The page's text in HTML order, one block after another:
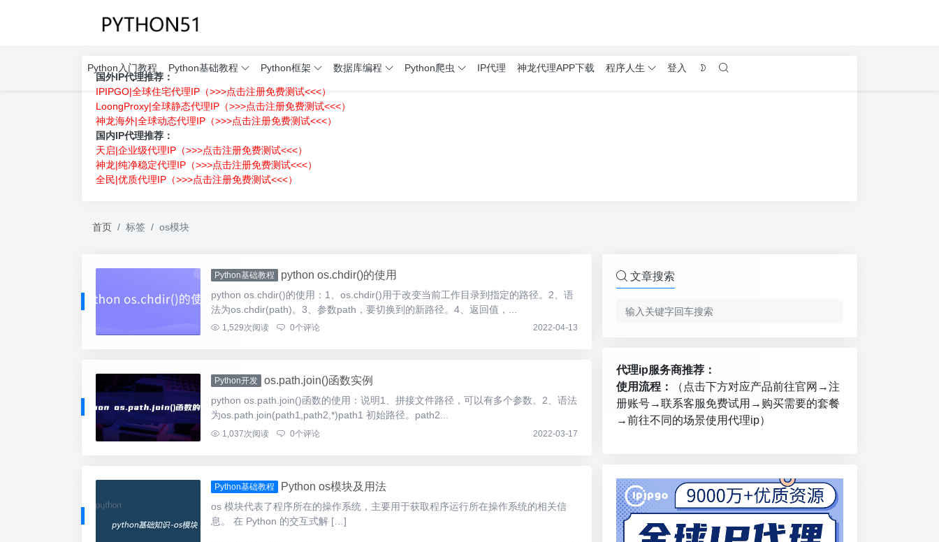
Python入门教程 Python基础教程 Python框架 数据库编程 Python爬虫 IP代理 神龙代理APP下载 程序人生
登入
国外IP代理推荐：
IPIPGO|全球住宅代理IP（>>>点击注册免费测试<<<）
LoongProxy|全球静态代理IP（>>>点击注册免费测试<<<）
神龙海外|全球动态代理IP（>>>点击注册免费测试<<<）
国内IP代理推荐：
天启|企业级代理IP（>>>点击注册免费测试<<<）
神龙|纯净稳定代理IP（>>>点击注册免费测试<<<）
全民|优质代理IP（>>>点击注册免费测试<<<）
首页 标签 os模块
Python基础教程 python os.chdir()的使用
python os.chdir()的使用：1、os.chdir()用于改变当前工作目录到指定的路径。2、语
法为os.chdir(path)。3、参数path，要切换到的新路径。4、返回值，...
1,529次阅读 0个评论 2022-04-13
Python开发 os.path.join()函数实例
python os.path.join()函数的使用：说明1、拼接文件路径，可以有多个参数。2、语法
为os.path.join(path1,path2,*)path1 初始路径。path2...
1,037次阅读 0个评论 2022-03-17
Python基础教程 Python os模块及用法
os 模块代表了程序所在的操作系统，主要用于获取程序运行所在操作系统的相关信
息。 在 Python 的交互式解 […]
文章搜索
代理ip服务商推荐：
使用流程：
（点击下方对应产品前往官网→注
册账号→联系客服免费试用→购买需要的套餐
→前往不同的场景使用代理ip）